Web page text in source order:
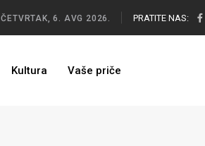
ČETVRTAK, 6. AVG 2026. PRATITE NAS:
Kultura Vaše priče